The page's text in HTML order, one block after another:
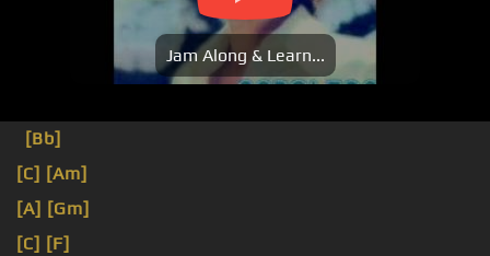
Jam Along & Learn...
[Bb]
[C] [Am]
[A] [Gm]
[C] [F]